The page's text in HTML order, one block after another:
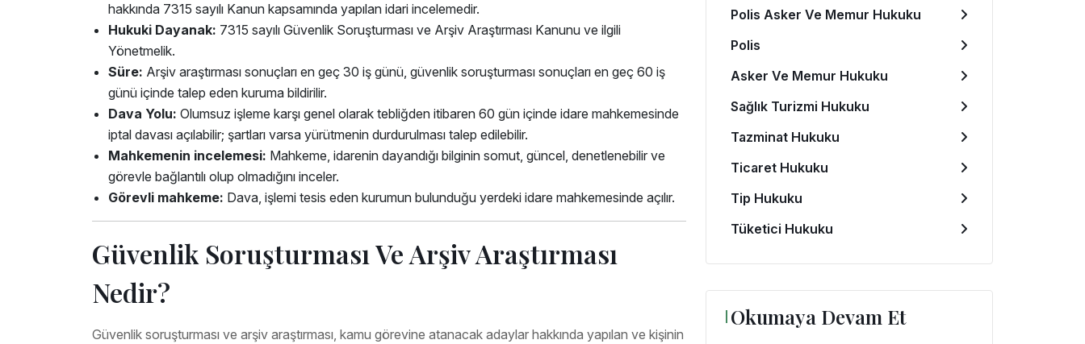
hakkında 7315 sayılı Kanun kapsamında yapılan idari incelemedir.
Hukuki Dayanak: 7315 sayılı Güvenlik Soruşturması ve Arşiv Araştırması Kanunu ve ilgili
Yönetmelik.
Süre: Arşiv araştırması sonuçları en geç 30 iş günü, güvenlik soruşturması sonuçları en geç 60 iş
günü içinde talep eden kuruma bildirilir.
Dava Yolu: Olumsuz işleme karşı genel olarak tebliğden itibaren 60 gün içinde idare mahkemesinde
iptal davası açılabilir; şartları varsa yürütmenin durdurulması talep edilebilir.
Mahkemenin incelemesi: Mahkeme, idarenin dayandığı bilginin somut, güncel, denetlenebilir ve
görevle bağlantılı olup olmadığını inceler.
Görevli mahkeme: Dava, işlemi tesis eden kurumun bulunduğu yerdeki idare mahkemesinde açılır.
Güvenlik Soruşturması Ve Arşiv Araştırması
Nedir?
Güvenlik soruşturması ve arşiv araştırması, kamu görevine atanacak adaylar hakkında yapılan ve kişinin
Polis Asker Ve Memur Hukuku
Polis
Asker Ve Memur Hukuku
Sağlık Turizmi Hukuku
Tazminat Hukuku
Ticaret Hukuku
Tip Hukuku
Tüketici Hukuku
Okumaya Devam Et